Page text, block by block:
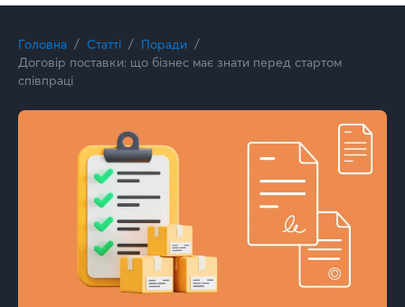
Головна Статті
Поради
Договір поставки: що бізнес має знати перед стартом
співпраці